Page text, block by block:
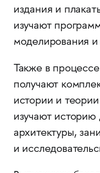
издания и
изучают
моделирования
Также в
получают
истории и
изучают
архитектуры,
и